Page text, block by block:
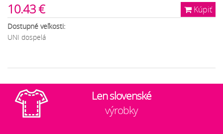
Kúpiť
10.43 €
Dostupné veľkosti:
UNI dospelá
Len slovenské
výrobky